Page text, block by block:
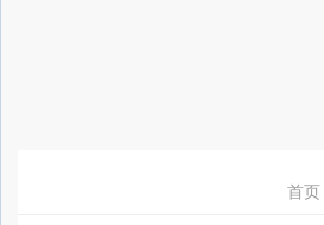
首页